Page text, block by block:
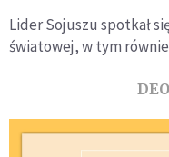
Lider Sojuszu spotkał
światowej, w tym